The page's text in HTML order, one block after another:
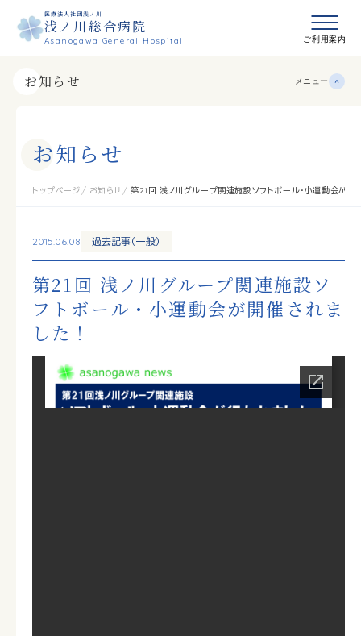
メニュ
ご利用案内
医療法人社団浅ノ川
浅ノ川総合病院
Asanogawa General Hospital
お知らせ メニュー
お知 らせ
トップページ お知らせ 第21回 浅ノ川グループ関連施設ソフトボール・小運動会が開
2015.06.08 過去記事（一般）
第21回 浅ノ川グループ関連施設ソ
フトボール・小運動会が開催されま
した！